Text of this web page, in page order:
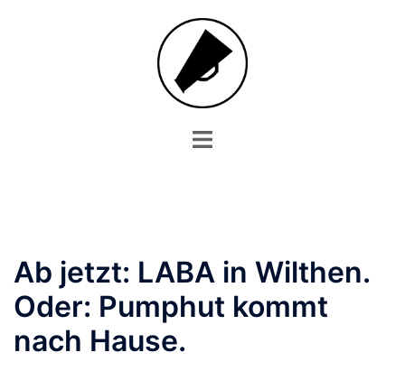
Menü
Ab jetzt: LABA in Wilthen.
Oder: Pumphut kommt
nach Hause.